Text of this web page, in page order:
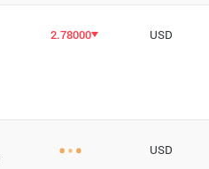
2.78000 USD
USD